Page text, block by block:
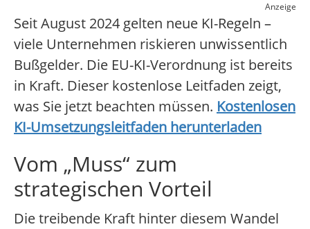
Anzeige
Seit August 2024 gelten neue KI-Regeln –
viele Unternehmen riskieren unwissentlich
Bußgelder. Die EU-KI-Verordnung ist bereits
in Kraft. Dieser kostenlose Leitfaden zeigt,
was Sie jetzt beachten müssen. Kostenlosen
KI-Umsetzungsleitfaden herunterladen
Vom „Muss“ zum
strategischen Vorteil
Die treibende Kraft hinter diesem Wandel